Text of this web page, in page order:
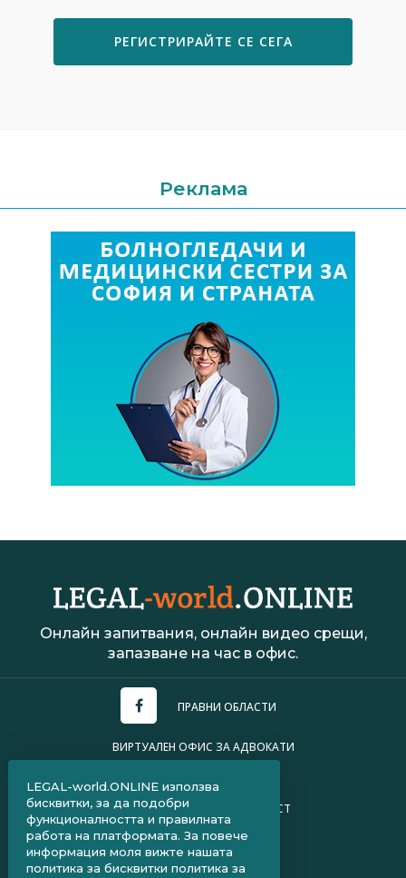
РЕГИСТРИРАЙТЕ СЕ СЕГА
Реклама
Онлайн запитвания, онлайн видео срещи,
запазване на час в офис.
ПРАВНИ ОБЛАСТИ
ВИРТУАЛЕН ОФИС ЗА АДВОКАТИ
ПОЛИТИКА ЗА ПОВЕРИТЕЛНОСТ
ЧЗВ ЗА КЛИЕНТИ
ЧЗВ ЗА АДВОКАТИ
LEGAL-world.ONLINE използва
бисквитки, за да подобри
функционалността и правилната
работа на платформата. За повече
информация моля вижте нашата
политика за бисквитки политика за